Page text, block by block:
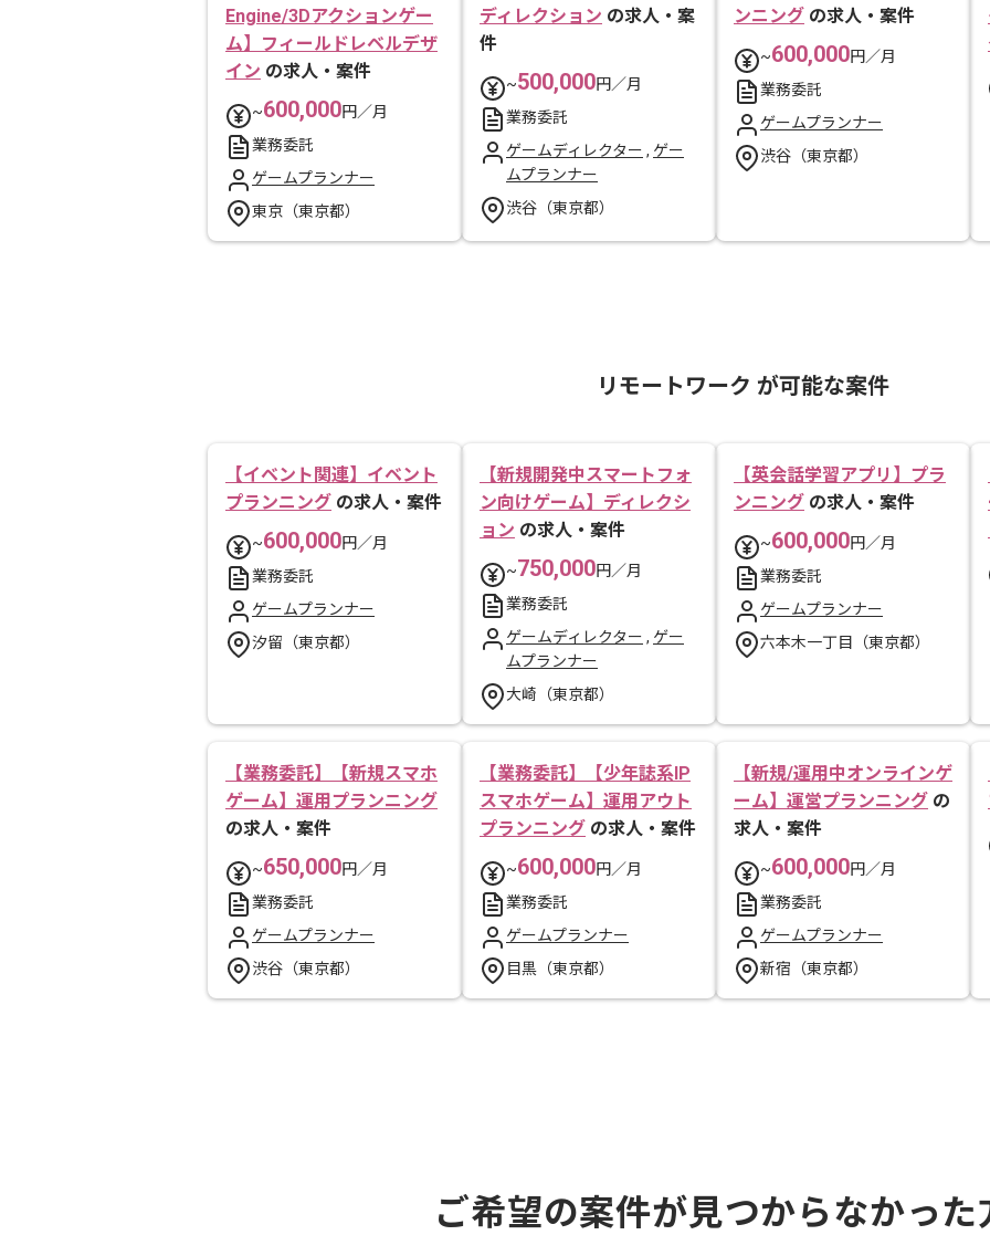
Engine/3Dアクションゲー
ム】フィールドレベルデザ
イン の求人・案件
~600,000円／月
業務委託
ゲームプランナー
東京（東京都）
ディレクション の求人・案
件
~500,000円／月
業務委託
ゲームディレクター , ゲー
ムプランナー
渋谷（東京都）
ンニング の求人・案件
~600,000円／月
業務委託
ゲームプランナー
渋谷（東京都）
リモートワーク が可能な案件
【イベント関連】イベント
プランニング の求人・案件
~600,000円／月
業務委託
ゲームプランナー
汐留（東京都）
【新規開発中スマートフォ
ン向けゲーム】ディレクシ
ョン の求人・案件
~750,000円／月
業務委託
ゲームディレクター , ゲー
ムプランナー
大崎（東京都）
【英会話学習アプリ】プラ
ンニング の求人・案件
~600,000円／月
業務委託
ゲームプランナー
六本木一丁目（東京都）
【業務委託】【新規スマホ
ゲーム】運用プランニング
の求人・案件
~650,000円／月
業務委託
ゲームプランナー
渋谷（東京都）
【業務委託】【少年誌系IP
スマホゲーム】運用アウト
プランニング の求人・案件
~600,000円／月
業務委託
ゲームプランナー
目黒（東京都）
【新規/運用中オンラインゲ
ーム】運営プランニング の
求人・案件
~600,000円／月
業務委託
ゲームプランナー
新宿（東京都）
ご希望の案件が見つからなかった